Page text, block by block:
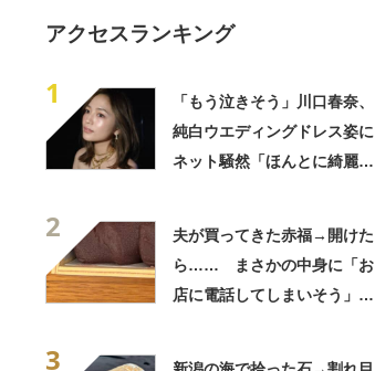
アクセスランキング
1
「もう泣きそう」川口春奈、
純白ウエディングドレス姿に
ネット騒然「ほんとに綺麗」
2
夫が買ってきた赤福→開けた
ら…… まさかの中身に「お
店に電話してしまいそう」
3